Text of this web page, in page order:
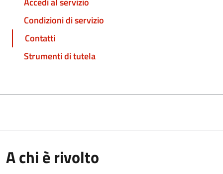
Condizioni di servizio
Contatti
Strumenti di tutela
A chi è rivolto